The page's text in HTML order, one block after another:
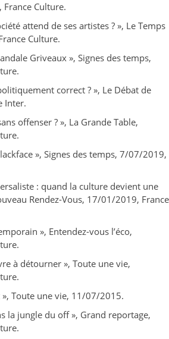
Culture.
attend de ses artistes ? », Le Temps
Culture.
Griveaux », Signes des temps,
correct ? », Le Débat de
Inter.
offenser ? », La Grande Table,
», Signes des temps, 7/07/2019,
: quand la culture devient une
Rendez-Vous, 17/01/2019, France
», Entendez-vous l’éco,
à détourner », Toute une vie,
», Toute une vie, 11/07/2015.
la jungle du off », Grand reportage,